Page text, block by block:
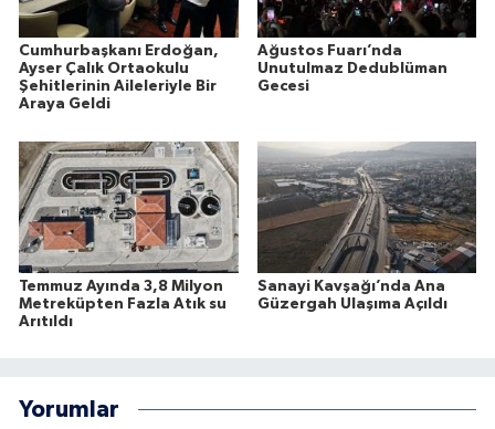
Cumhurbaşkanı Erdoğan,
Ayser Çalık Ortaokulu
Şehitlerinin Aileleriyle Bir
Araya Geldi
Ağustos Fuarı’nda
Unutulmaz Dedublüman
Gecesi
Temmuz Ayında 3,8 Milyon
Metreküpten Fazla Atık su
Arıtıldı
Sanayi Kavşağı’nda Ana
Güzergah Ulaşıma Açıldı
Yorumlar